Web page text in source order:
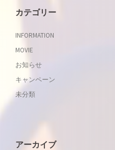
カテゴリー
INFORMATION
MOVIE
お知らせ
キャンペーン
未分類
アーカイブ